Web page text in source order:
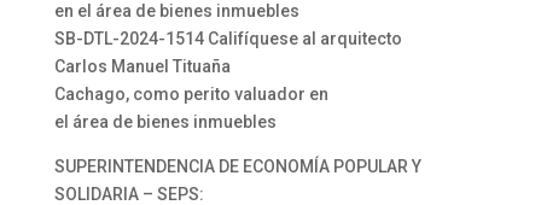
en el área de bienes inmuebles
SB-DTL-2024-1514 Califíquese al arquitecto
Carlos Manuel Tituaña
Cachago, como perito valuador en
el área de bienes inmuebles
SUPERINTENDENCIA DE ECONOMÍA POPULAR Y
SOLIDARIA – SEPS: